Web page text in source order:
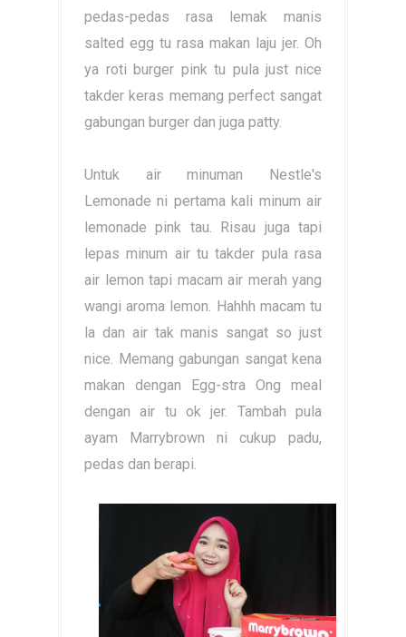
pedas-pedas rasa lemak manis
salted egg tu rasa makan laju jer. Oh
ya roti burger pink tu pula just nice
takder keras memang perfect sangat
gabungan burger dan juga patty.
Untuk air minuman Nestle's
Lemonade ni pertama kali minum air
lemonade pink tau. Risau juga tapi
lepas minum air tu takder pula rasa
air lemon tapi macam air merah yang
wangi aroma lemon. Hahhh macam tu
la dan air tak manis sangat so just
nice. Memang gabungan sangat kena
makan dengan Egg-stra Ong meal
dengan air tu ok jer. Tambah pula
ayam Marrybrown ni cukup padu,
pedas dan berapi.